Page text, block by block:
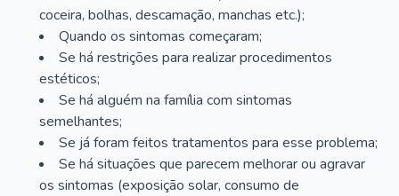
coceira, bolhas, descamação, manchas etc.);
Quando os sintomas começaram;
Se há restrições para realizar procedimentos
estéticos;
Se há alguém na família com sintomas
semelhantes;
Se já foram feitos tratamentos para esse problema;
Se há situações que parecem melhorar ou agravar
os sintomas (exposição solar, consumo de